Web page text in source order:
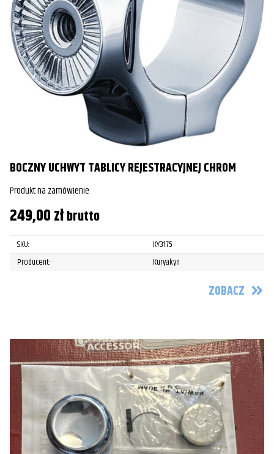
BOCZNY UCHWYT TABLICY REJESTRACYJNEJ CHROM
Produkt na zamówienie
249,00złbrutto
SKU:
KY3175
Producent:
Kuryakyn
ZOBACZ